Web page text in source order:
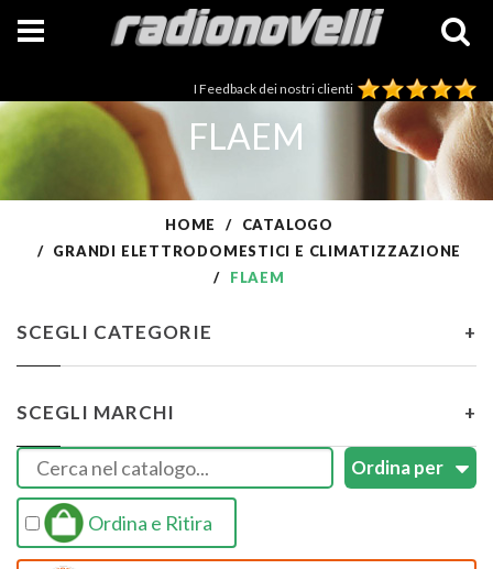
I Feedback dei nostri clienti
FLAEM
HOME
CATALOGO
GRANDI ELETTRODOMESTICI E CLIMATIZZAZIONE
FLAEM
SCEGLI CATEGORIE +
SCEGLI MARCHI +
Ordina e Ritira